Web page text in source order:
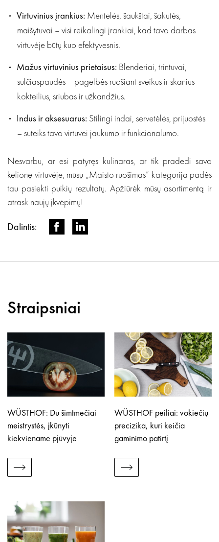
Virtuvinius įrankius: Mentelės, šaukštai, šakutės,
maišytuvai – visi reikalingi įrankiai, kad tavo darbas
virtuvėje būtų kuo efektyvesnis.
Mažus virtuvinius prietaisus: Blenderiai, trintuvai,
sulčiaspaudės – pagelbės ruošiant sveikus ir skanius
kokteilius, sriubas ir užkandžius.
Indus ir aksesuarus: Stilingi indai, servetėlės, prijuostės
– suteiks tavo virtuvei jaukumo ir funkcionalumo.
Nesvarbu, ar esi patyręs kulinaras, ar tik pradedi savo
kelionę virtuvėje, mūsų „Maisto ruošimas“ kategorija padės
tau pasiekti puikių rezultatų. Apžiūrėk mūsų asortimentą ir
atrask naujų įkvėpimų!
Dalintis:
Straipsniai
WÜSTHOF: Du šimtmečiai
meistrystės, įkūnyti
kiekviename pjūvyje
WÜSTHOF peiliai: vokiečių
precizika, kuri keičia
gaminimo patirtį